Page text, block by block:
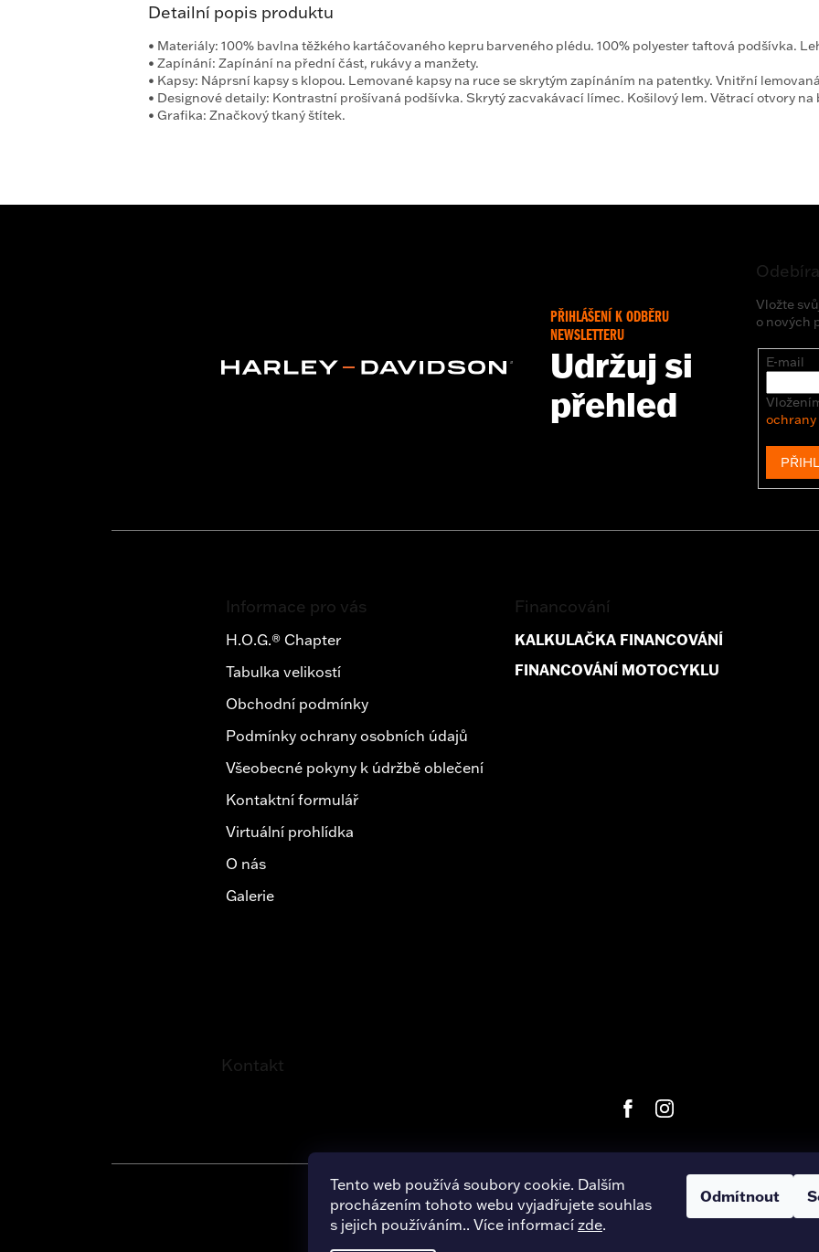
Tento web používá soubory cookie. Dalším
procházením tohoto webu vyjadřujete souhlas
s jejich používáním.. Více informací zde.
Odmítnout
Detailní popis produktu
• Materiály: 100% bavlna těžkého kartáčovaného kepru barveného plédu. 100% polyester taftová podšívka.
• Zapínání: Zapínání na přední část, rukávy a manžety.
• Kapsy: Náprsní kapsy s klopou. Lemované kapsy na ruce se skrytým zapínáním na patentky. Vnitřní
• Designové detaily: Kontrastní prošívaná podšívka. Skrytý zacvakávací límec. Košilový lem. Větrací otvory
• Grafika: Značkový tkaný štítek.
PŘIHLÁŠENÍ K ODBĚRU
NEWSLETTERU
Udržuj si
přehled
Vložte
o nových
E-mail
Kontakt
Informace pro vás
H.O.G.® Chapter
Tabulka velikostí
Obchodní podmínky
Podmínky ochrany osobních údajů
Všeobecné pokyny k údržbě oblečení
Kontaktní formulář
Virtuální prohlídka
O nás
Galerie
Financování
KALKULAČKA FINANCOVÁNÍ
FINANCOVÁNÍ MOTOCYKLU
Copyright 2026 Harley-Davidson Hradec Králové . Všechna práva
Úpravu šablony vytvořil